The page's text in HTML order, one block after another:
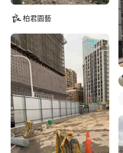
柏君園藝